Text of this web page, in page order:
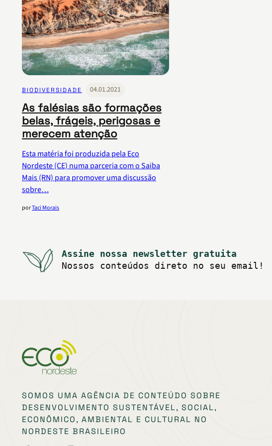
BIODIVERSIDADE 04.01.2021
As falésias são formações
belas, frágeis, perigosas e
merecem atenção
Esta matéria foi produzida pela Eco
Nordeste (CE) numa parceria com o Saiba
Mais (RN) para promover uma discussão
sobre…
porTaci Morais
Assine nossa newsletter gratuita
Nossos conteúdos direto no seu email!
SOMOS UMA AGÊNCIA DE CONTEÚDO SOBRE
DESENVOLVIMENTO SUSTENTÁVEL, SOCIAL,
ECONÔMICO, AMBIENTAL E CULTURAL NO
NORDESTE BRASILEIRO